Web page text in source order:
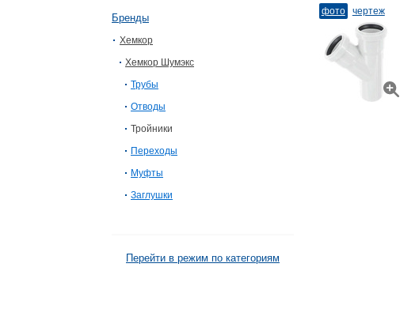
Бренды
Хемкор
Хемкор Шумэкс
Трубы
Отводы
Тройники
Переходы
Муфты
Заглушки
Перейти в режим по категориям
фото чертеж